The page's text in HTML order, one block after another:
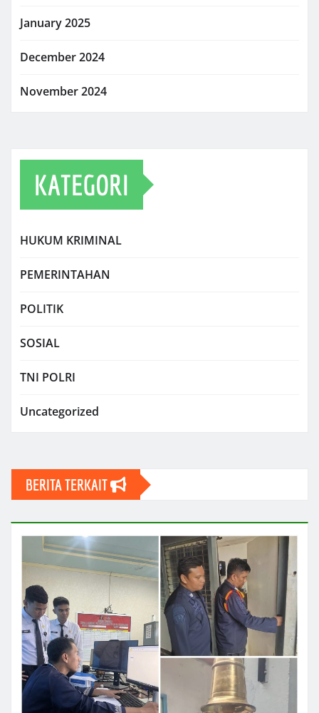
January 2025
December 2024
November 2024
KATEGORI
HUKUM KRIMINAL
PEMERINTAHAN
POLITIK
SOSIAL
TNI POLRI
Uncategorized
BERITA TERKAIT